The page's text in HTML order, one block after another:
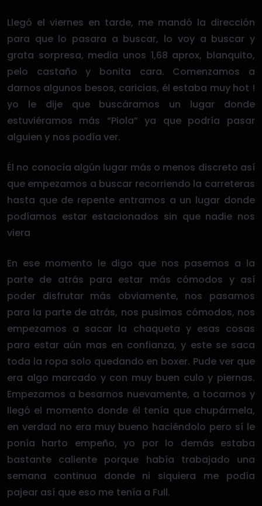
Llegó el viernes en tarde, me mandó la dirección
para que lo pasara a buscar, lo voy a buscar y
grata sorpresa, media unos 1,68 aprox, blanquito,
pelo castaño y bonita cara. Comenzamos a
darnos algunos besos, caricias, él estaba muy hot !
yo le dije que buscáramos un lugar donde
estuviéramos más “Piola” ya que podría pasar
alguien y nos podía ver.
Él no conocía algún lugar más o menos discreto así
que empezamos a buscar recorriendo la carreteras
hasta que de repente entramos a un lugar donde
podíamos estar estacionados sin que nadie nos
viera
En ese momento le digo que nos pasemos a la
parte de atrás para estar más cómodos y así
poder disfrutar más obviamente, nos pasamos
para la parte de atrás, nos pusimos cómodos, nos
empezamos a sacar la chaqueta y esas cosas
para estar aún mas en confianza, y este se saca
toda la ropa solo quedando en boxer. Pude ver que
era algo marcado y con muy buen culo y piernas.
Empezamos a besarnos nuevamente, a tocarnos y
llegó el momento donde él tenía que chupármela,
en verdad no era muy bueno haciéndolo pero sí le
ponía harto empeño, yo por lo demás estaba
bastante caliente porque había trabajado una
semana continua donde ni siquiera me podía
pajear así que eso me tenía a Full.